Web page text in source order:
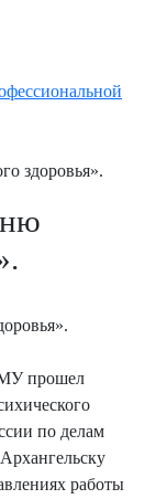
здоровья».
прошел
по делам
работы